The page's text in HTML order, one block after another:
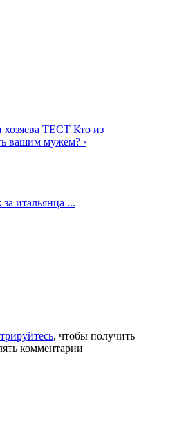
ТЕСТ Кто из
вашим мужем? ›
итальянца ...
, чтобы получить
комментарии